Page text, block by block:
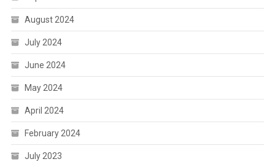
August 2024
July 2024
June 2024
May 2024
April 2024
February 2024
July 2023